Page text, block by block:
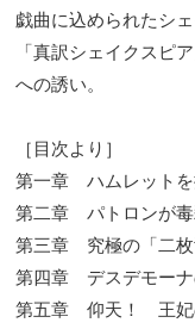
戯曲に込められたシ
「真訳シェイクスピ
への誘い。
［目次より］
第一章 ハムレットを
第二章 パトロンが毒
第三章 究極の「二枚
第四章 デスデモーナ
第五章 仰天！ 王妃